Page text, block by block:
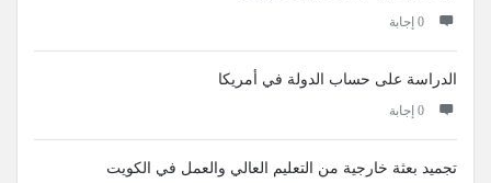
‫0 إجابة
الدراسة على حساب الدولة في أمريكا
‫0 إجابة
تجميد بعثة خارجية من التعليم العالي والعمل في الكويت